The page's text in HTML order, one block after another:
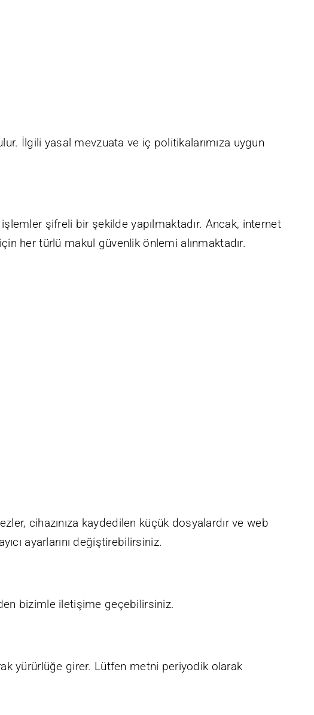
İlgili yasal mevzuata ve iç politikalarımıza uygun
şifreli bir şekilde yapılmaktadır. Ancak, internet
her türlü makul güvenlik önlemi alınmaktadır.
cihazınıza kaydedilen küçük dosyalardır ve web
ayarlarını değiştirebilirsiniz.
bizimle iletişime geçebilirsiniz.
yürürlüğe girer. Lütfen metni periyodik olarak